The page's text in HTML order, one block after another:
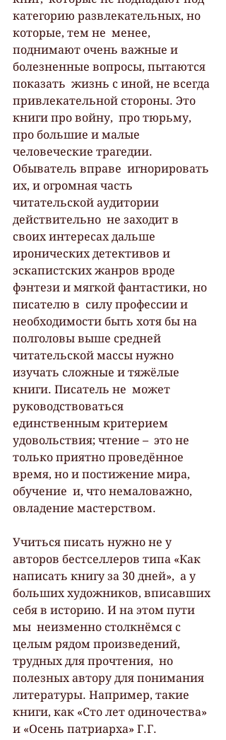
категорию развлекательных, но
которые, тем не  менее,
поднимают очень важные и
болезненные вопросы, пытаются
показать  жизнь с иной, не всегда
привлекательной стороны. Это
книги про войну,  про тюрьму,
про большие и малые
человеческие трагедии.
Обыватель вправе  игнорировать
их, и огромная часть
читательской аудитории
действительно  не заходит в
своих интересах дальше
иронических детективов и
эскапистских жанров вроде
фэнтези и мягкой фантастики, но
писателю в  силу профессии и
необходимости быть хотя бы на
полголовы выше средней
читательской массы нужно
изучать сложные и тяжёлые
книги. Писатель не  может
руководствоваться
единственным критерием
удовольствия; чтение –  это не
только приятно проведённое
время, но и постижение мира,
обучение  и, что немаловажно,
овладение мастерством.
Учиться писать нужно не у
авторов бестселлеров типа «Как
написать книгу за 30 дней»,  а у
больших художников, вписавших
себя в историю. И на этом пути
мы  неизменно столкнёмся с
целым рядом произведений,
трудных для прочтения,  но
полезных автору для понимания
литературы. Например, такие
книги, как «Сто лет одиночества»
и «Осень патриарха» Г.Г.